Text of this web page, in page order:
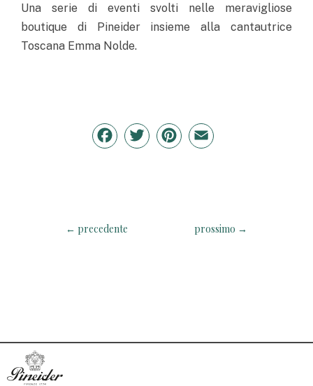
Una serie di eventi svolti nelle meravigliose
boutique di Pineider insieme alla cantautrice
Toscana Emma Nolde.
Facebook
TwitterPinterestEmail
← precedente prossimo →